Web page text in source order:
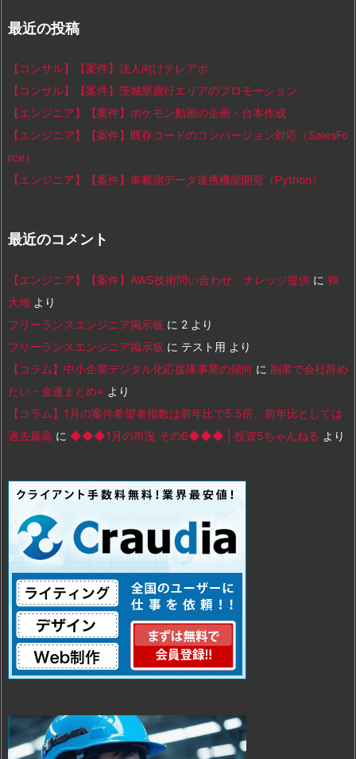
最近の投稿
【コンサル】【案件】法人向けテレアポ
【コンサル】【案件】茨城県鹿行エリアのプロモーション
【エンジニア】【案件】ポケモン動画の企画・台本作成
【エンジニア】【案件】既存コードのコンバージョン対応（SalesFo
rce）
【エンジニア】【案件】車載側データ連携機能開発（Python）
最近のコメント
【エンジニア】【案件】AWS技術問い合わせ、ナレッジ提供 に 鶴
大地 より
フリーランスエンジニア掲示板 に 2 より
フリーランスエンジニア掲示板 に テスト用 より
【コラム】中小企業デジタル化応援隊事業の傾向 に 副業で会社辞め
たい - 金速まとめ+ より
【コラム】1月の案件希望者指数は前年比で5.5倍、前年比としては
過去最高 に ◆◆◆1月の市況 その6◆◆◆ | 投資5ちゃんねる より